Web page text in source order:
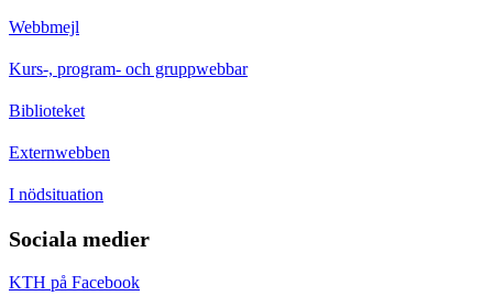
Webbmejl
Kurs-, program- och gruppwebbar
Biblioteket
Externwebben
I nödsituation
Sociala medier
KTH på Facebook